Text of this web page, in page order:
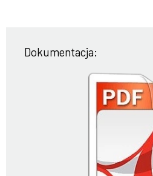
Dokumentacja: